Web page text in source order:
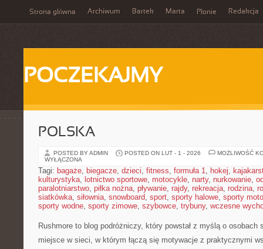
Strona główna Archiwum Bartek Marta Płonie Redakcja
POCZEKAJMY
POLSKA
POSTED BY ADMIN POSTED ON LUT - 1 - 2026
MOŻLIWOŚĆ
WYŁĄCZONA
Tagi: bagaże, biegacze, dzieci, fitness, formuła 1, hokej,
kulturystyka, lotnictwo sportowe, motocykle, narty, nurkowanie,
paralotniarstwo, piłka nożna, pływanie, rajdy, rekreacja, rodzina,
siatkówka, siłownia, snowboard, sport, sporty halowe, sporty
sporty wodne, sporty zimowe, szybowce, trybuny, wczesne
Rushmore to blog podróżniczy, który powstał z myślą o osobach
miejsce w sieci, w którym łączą się motywacje z praktycznymi